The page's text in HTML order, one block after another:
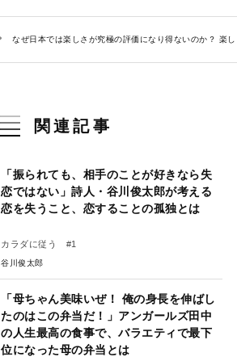
なぜ日本では楽しさが究極の評価になり得ないのか？ 楽
関連記事
「振られても、相手のことが好きなら失
恋ではない」詩人・谷川俊太郎が考える
恋を失うこと、恋することの孤独とは
カラダに従う #1
谷川俊太郎
「母ちゃん美味いぜ！ 俺の身長を伸ばし
たのはこの弁当だ！」アンガールズ田中
の人生最高の食事で、バラエティで最下
位になった母の弁当とは